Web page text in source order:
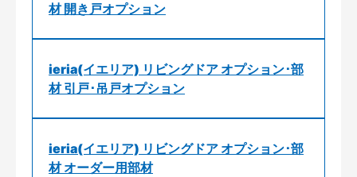
材 開き戸オプション
ieria(イエリア) リビングドア オプション･部
材 引戸･吊戸オプション
ieria(イエリア) リビングドア オプション･部
材 オーダー用部材